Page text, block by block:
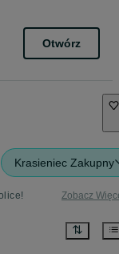
Otwórz
Krasieniec Zakupny
Zobacz